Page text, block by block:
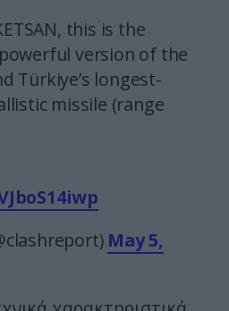
this is the
version of the
Türkiye’s longest-
missile (range
May 5,